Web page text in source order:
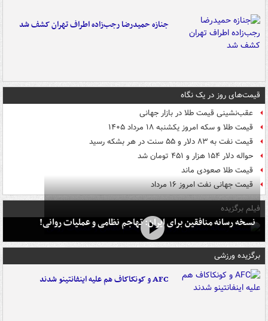
جنازه حمیدرضا رجب‌زاده اطراف تهران کشف شد
قیمت‌های روز در یک نگاه
عقب‌نشینی قیمت طلا در بازار جهانی
قیمت طلا و سکه امروز یکشنبه ۱۸ مرداد ۱۴۰۵
قیمت نفت به ۸۳ دلار و ۵۵ سنت در هر بشکه رسید
حواله دلار ۱۵۴ هزار و ۴۵۱ تومان شد
قیمت طلا صعودی ماند
قیمت جهانی نفت امروز ۱۶ مرداد
فیلم برگزیده
نسخه رسانه منافقین برای ایران: تهاجم نظامی و عملیات روانی!
برگزیده ورزشی
AFC و کونکاکاف هم علیه اینفانتینو شدند